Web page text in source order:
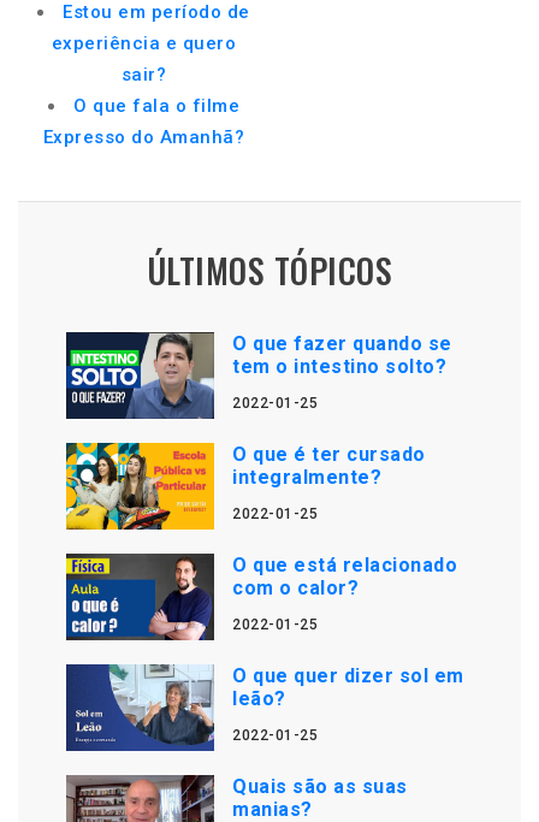
Estou em período de
experiência e quero
sair?
O que fala o filme
Expresso do Amanhã?
ÚLTIMOS TÓPICOS
O que fazer quando se
tem o intestino solto?
2022-01-25
O que é ter cursado
integralmente?
2022-01-25
O que está relacionado
com o calor?
2022-01-25
O que quer dizer sol em
leão?
2022-01-25
Quais são as suas
manias?